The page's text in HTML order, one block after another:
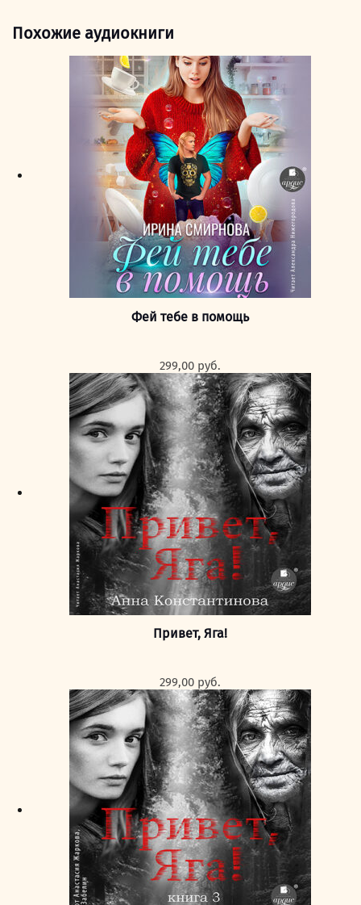
Похожие аудиокниги
Фей тебе в помощь
299,00 руб.
Привет, Яга!
299,00 руб.